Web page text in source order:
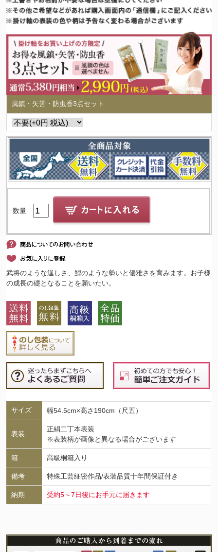
風鎮・矢筈・防虫香3点セット
数量
武将のような逞しさ、鯉のような勢いと優雅さを育みます。お子様
の成長の礎となることを願いたい。
サイズ 幅54.5cm×高さ190cm（尺五）
表装
正絹二丁本表装
※表装柄が画像と異なる場合がございます
箱 高級桐箱入り
備考 特殊工芸細密作品/表装品質十年間保証付き
納期 受約5～7日後にお手元に届きます